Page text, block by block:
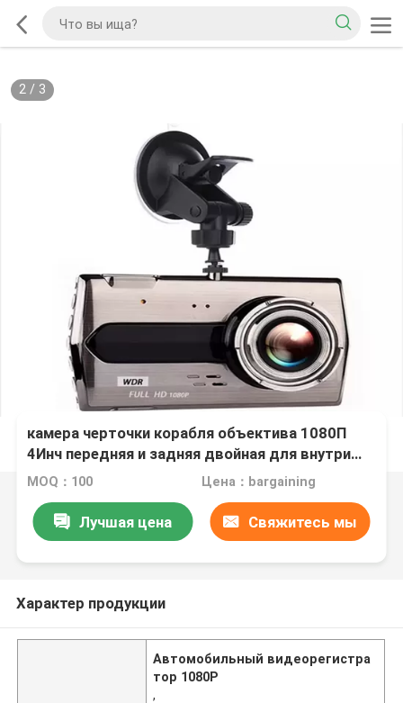
2/ 3
камера черточки корабля объектива 1080П
4Инч передняя и задняя двойная для внутри
автомобиля
MOQ：100 Цена：bargaining
Лучшая цена Свяжитесь мы
Характер продукции
Автомобильный видеорегистра
тор 1080P
,